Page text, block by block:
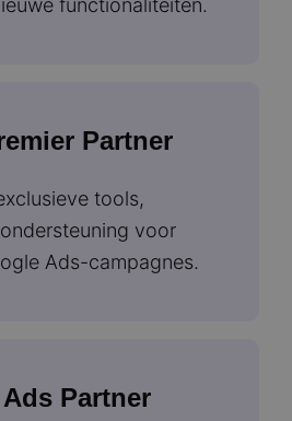
functionaliteiten.
Partner
tools,
voor
Ads-campagnes.
Partner